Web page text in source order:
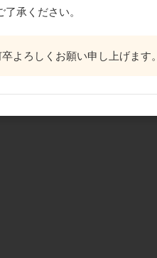
承ください。
よろしくお願い申し上げます。